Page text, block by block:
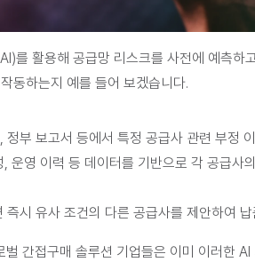
를 활용해 공급망 리스크를 사전에 예측하
동하는지 예를 들어 보겠습니다.
정부 보고서 등에서 특정 공급사 관련 부정
, 운영 이력 등 데이터를 기반으로 각 공급사
즉시 유사 조건의 다른 공급사를 제안하여
간접구매 솔루션 기업들은 이미 이러한 AI